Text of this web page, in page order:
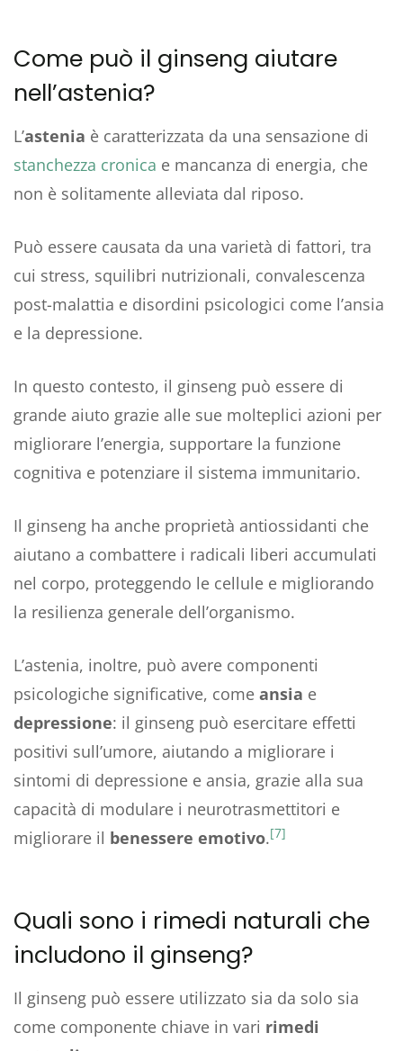
Come può il ginseng aiutare
nell’astenia?
L’astenia è caratterizzata da una sensazione di
stanchezza cronica e mancanza di energia, che
non è solitamente alleviata dal riposo.
Può essere causata da una varietà di fattori, tra
cui stress, squilibri nutrizionali, convalescenza
post-malattia e disordini psicologici come l’ansia
e la depressione.
In questo contesto, il ginseng può essere di
grande aiuto grazie alle sue molteplici azioni per
migliorare l’energia, supportare la funzione
cognitiva e potenziare il sistema immunitario.
Il ginseng ha anche proprietà antiossidanti che
aiutano a combattere i radicali liberi accumulati
nel corpo, proteggendo le cellule e migliorando
la resilienza generale dell’organismo.
L’astenia, inoltre, può avere componenti
psicologiche significative, come ansia e
depressione: il ginseng può esercitare effetti
positivi sull’umore, aiutando a migliorare i
sintomi di depressione e ansia, grazie alla sua
capacità di modulare i neurotrasmettitori e
migliorare il benessere emotivo.[7]
Quali sono i rimedi naturali che
includono il ginseng?
Il ginseng può essere utilizzato sia da solo sia
come componente chiave in vari rimedi